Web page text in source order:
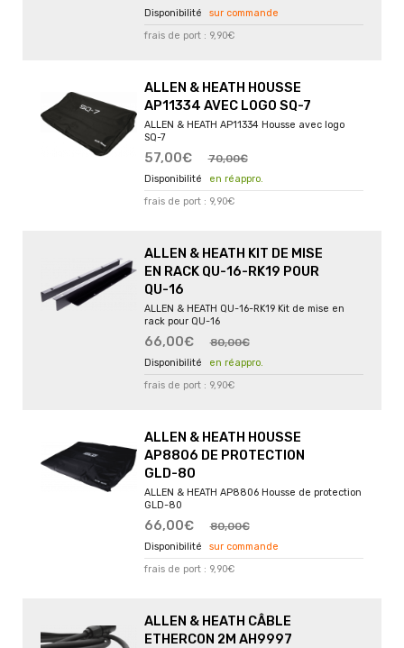
sur commande
frais de port : 9,90€
ALLEN & HEATH HOUSSE
AP11334 AVEC LOGO SQ-7
ALLEN & HEATH AP11334 Housse avec logo
SQ-7
57,00€ 70,00€
en réappro.
frais de port : 9,90€
ALLEN & HEATH KIT DE MISE
EN RACK QU-16-RK19 POUR
QU-16
ALLEN & HEATH QU-16-RK19 Kit de mise en
rack pour QU-16
66,00€ 80,00€
en réappro.
frais de port : 9,90€
ALLEN & HEATH HOUSSE
AP8806 DE PROTECTION
GLD-80
ALLEN & HEATH AP8806 Housse de protection
GLD-80
66,00€ 80,00€
sur commande
frais de port : 9,90€
ALLEN & HEATH CÂBLE
ETHERCON 2M AH9997